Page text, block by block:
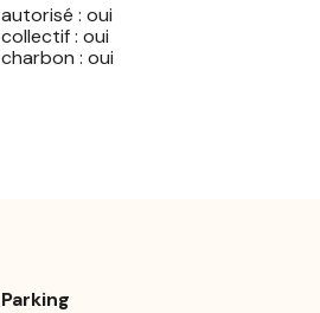
autorisé : oui
collectif : oui
charbon : oui
Parking